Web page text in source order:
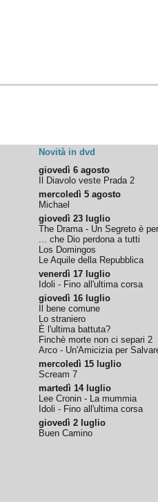
Novità in dvd
giovedì 6 agosto
Il Diavolo veste Prada 2
mercoledì 5 agosto
Michael
giovedì 23 luglio
The Drama - Un Segreto è
... che Dio perdona a tutti
Los Domingos
Le Aquile della Repubblica
venerdì 17 luglio
Idoli - Fino all'ultima corsa
giovedì 16 luglio
Il bene comune
Lo straniero
È l'ultima battuta?
Finchè morte non ci separi 2
Arco - Un'Amicizia per
mercoledì 15 luglio
Scream 7
martedì 14 luglio
Lee Cronin - La mummia
Idoli - Fino all'ultima corsa
giovedì 2 luglio
Buen Camino